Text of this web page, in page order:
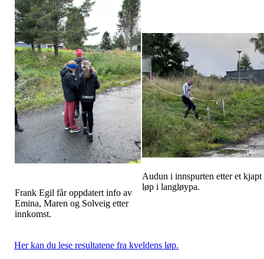
Frank Egil får oppdatert info av
Emina, Maren og Solveig etter
innkomst.
Audun i innspurten etter et kjapt
løp i langløypa.
Her kan du lese resultatene fra kveldens løp.